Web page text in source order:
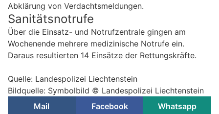
Abklärung von Verdachtsmeldungen.
Sanitätsnotrufe
Über die Einsatz- und Notrufzentrale gingen am
Wochenende mehrere medizinische Notrufe ein.
Daraus resultierten 14 Einsätze der Rettungskräfte.
Quelle: Landespolizei Liechtenstein
Bildquelle: Symbolbild © Landespolizei Liechtenstein
Mail
Facebook Whatsapp